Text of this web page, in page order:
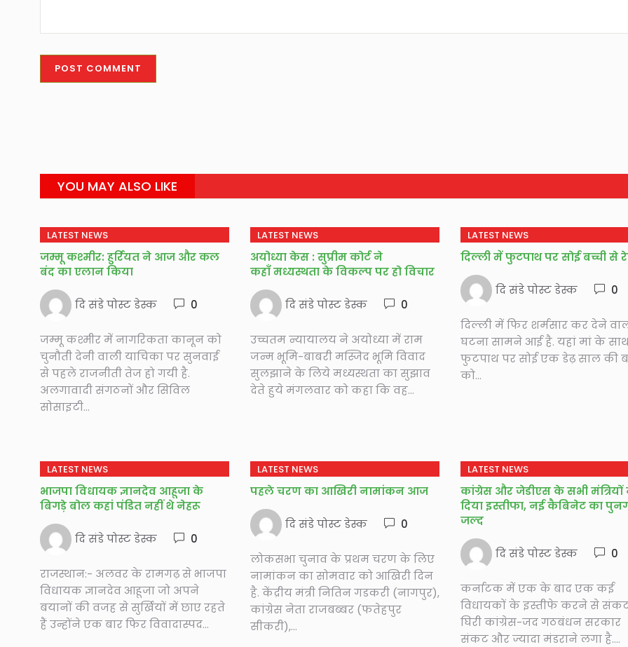
YOU MAY ALSO LIKE
LATEST NEWS
जम्मू कश्मीर: हुर्रियत ने आज और कल
बंद का एलान किया
दि संडे पोस्ट डेस्क 0
जम्मू कश्मीर में नागरिकता कानून को
चुनौती देनी वाली याचिका पर सुनवाई
से पहले राजनीती तेज हो गयी है.
अलगावादी संगठनों और सिविल
सोसाइटी...
LATEST NEWS
अयोध्या केस : सुप्रीम कोर्ट ने
कहाँ मध्यस्थता के विकल्प पर हो विचार
दि संडे पोस्ट डेस्क 0
उच्चतम न्यायालय ने अयोध्या में राम
जन्म भूमि-बाबरी मस्जिद भूमि विवाद
सुलझाने के लिये मध्यस्थता का सुझाव
देते हुये मंगलवार को कहा कि वह...
LATEST NEWS
दिल्ली में फुटपाथ पर सोई बच्ची से
दि संडे पोस्ट डेस्क 0
दिल्ली में फिर शर्मसार कर देने
घटना सामने आई है. यहां मां के
फुटपाथ पर सोई एक डेढ़ साल की
को...
LATEST NEWS
भाजपा विधायक ज्ञानदेव आहूजा के
बिगड़े बोल कहां पंडित नहीं थे नेहरू
दि संडे पोस्ट डेस्क 0
राजस्थान:- अलवर के रामगढ़ से भाजपा
विधायक ज्ञानदेव आहूजा जो अपने
बयानों की वजह से सुर्खियों में छाए रहते
हैं उन्होंने एक बार फिर विवादास्पद...
LATEST NEWS
पहले चरण का आखिरी नामांकन आज
दि संडे पोस्ट डेस्क 0
लोकसभा चुनाव के प्रथम चरण के लिए
नामांकन का सोमवार को आखिरी दिन
है. केंद्रीय मंत्री नितिन गडकरी (नागपुर),
कांग्रेस नेता राजबब्बर (फतेहपुर
सीकरी),...
LATEST NEWS
कांग्रेस और जेडीएस के सभी मंत्रियों
दिया इस्तीफा, नई कैबिनेट का
जल्द
दि संडे पोस्ट डेस्क 0
कर्नाटक में एक के बाद एक कई
विधायकों के इस्तीफे करने से
घिरी कांग्रेस-जद गठबंधन सरकार
संकट और ज्यादा मंडराने लगा है....